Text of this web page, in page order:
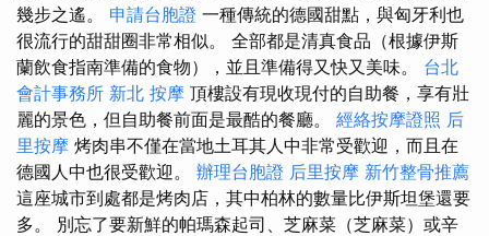
幾步之遙。 申請台胞證 一種傳統的德國甜點，與匈牙利也
很流行的甜甜圈非常相似。 全部都是清真食品（根據伊斯
蘭飲食指南準備的食物），並且準備得又快又美味。 台北
會計事務所 新北 按摩 頂樓設有現收現付的自助餐，享有壯
麗的景色，但自助餐前面是最酷的餐廳。 經絡按摩證照 后
里按摩 烤肉串不僅在當地土耳其人中非常受歡迎，而且在
德國人中也很受歡迎。 辦理台胞證 后里按摩 新竹整骨推薦
這座城市到處都是烤肉店，其中柏林的數量比伊斯坦堡還要
多。 別忘了要新鮮的帕瑪森起司、芝麻菜（芝麻菜）或辛